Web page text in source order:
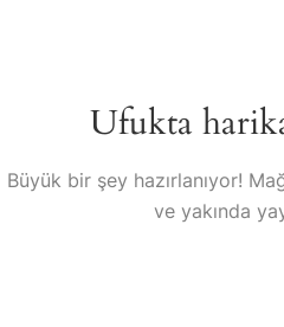
Ufukta
Büyük bir şey hazırlanıyor!
ve yakında